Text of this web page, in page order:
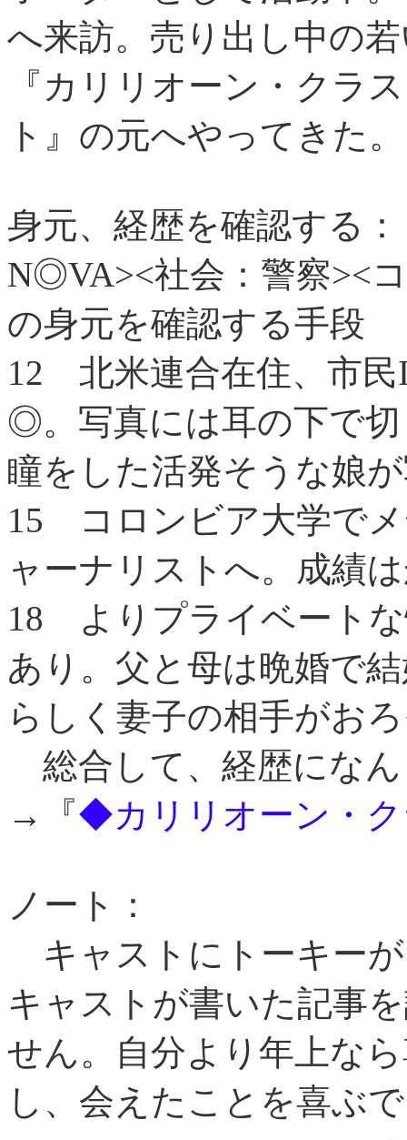
へ来訪。売り出し中の
『カリリオーン・クラ
ト』の元へやってきた。
身元、経歴を確認する：
N◎VA><社会：警察><
の身元を確認する手段
12 北米連合在住、市民
◎。写真には耳の下で
瞳をした活発そうな娘
15 コロンビア大学で
ャーナリストへ。成績
18 よりプライベート
あり。父と母は晩婚で
らしく妻子の相手がお
総合して、経歴にな
→『◆カリリオーン・
ノート：
キャストにトーキー
キャストが書いた記事
せん。自分より年上な
し、会えたことを喜ぶ